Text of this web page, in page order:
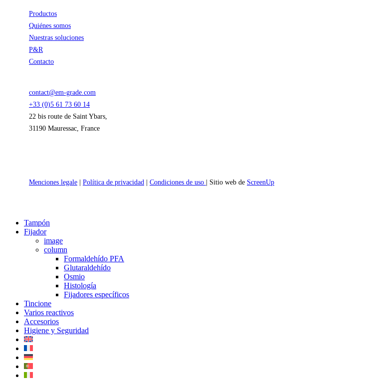
Productos
Quiénes somos
Nuestras soluciones
P&R
Contacto
contact@em-grade.com
+33 (0)5 61 73 60 14
22 bis route de Saint Ybars,
31190 Mauressac, France
Menciones legale | Política de privacidad | Condiciones de uso | Sitio web de ScreenUp
Close
Menu
Tampón
Fijador
image
column
Formaldehído PFA
Glutaraldehído
Osmio
Histología
Fijadores específicos
Tincione
Varios reactivos
Accesorios
Higiene y Seguridad